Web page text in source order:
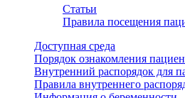
Статьи
Правила посещения
Доступная среда
Порядок ознакомления
Внутренний распорядок для
Правила внутреннего